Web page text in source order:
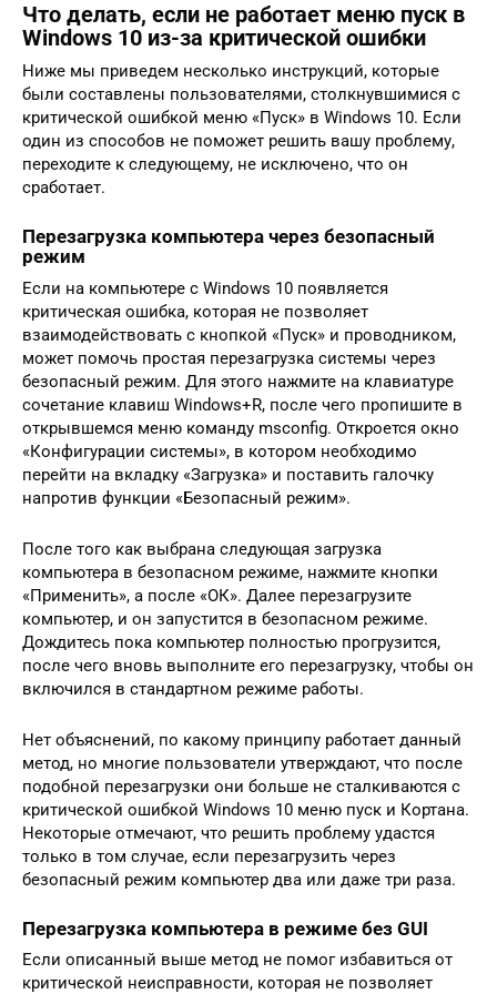
Что делать, если не работает меню пуск в
Windows 10 из-за критической ошибки
Ниже мы приведем несколько инструкций, которые
были составлены пользователями, столкнувшимися с
критической ошибкой меню «Пуск» в Windows 10. Если
один из способов не поможет решить вашу проблему,
переходите к следующему, не исключено, что он
сработает.
Перезагрузка компьютера через безопасный
режим
Если на компьютере с Windows 10 появляется
критическая ошибка, которая не позволяет
взаимодействовать с кнопкой «Пуск» и проводником,
может помочь простая перезагрузка системы через
безопасный режим. Для этого нажмите на клавиатуре
сочетание клавиш Windows+R, после чего пропишите в
открывшемся меню команду msconfig. Откроется окно
«Конфигурации системы», в котором необходимо
перейти на вкладку «Загрузка» и поставить галочку
напротив функции «Безопасный режим».
После того как выбрана следующая загрузка
компьютера в безопасном режиме, нажмите кнопки
«Применить», а после «ОК». Далее перезагрузите
компьютер, и он запустится в безопасном режиме.
Дождитесь пока компьютер полностью прогрузится,
после чего вновь выполните его перезагрузку, чтобы он
включился в стандартном режиме работы.
Нет объяснений, по какому принципу работает данный
метод, но многие пользователи утверждают, что после
подобной перезагрузки они больше не сталкиваются с
критической ошибкой Windows 10 меню пуск и Кортана.
Некоторые отмечают, что решить проблему удастся
только в том случае, если перезагрузить через
безопасный режим компьютер два или даже три раза.
Перезагрузка компьютера в режиме без GUI
Если описанный выше метод не помог избавиться от
критической неисправности, которая не позволяет